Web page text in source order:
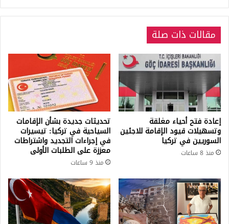
مقالات ذات صلة
إعادة فتح أحياء مغلقة
وتسهيلات قيود الإقامة للاجئين
السوريين في تركيا
منذ 8 ساعات
تحديثات جديدة بشأن الإقامات
السياحية في تركيا: تيسيرات
في إجراءات التجديد واشتراطات
معززة على الطلبات الأولى
منذ 9 ساعات